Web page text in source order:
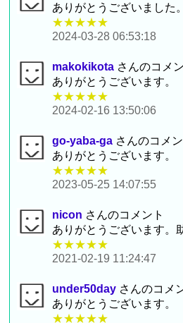
ありがとうございました。
★★★★★
2024-03-28 06:53:18
makokikota さんのコメ
ありがとうございます。
★★★★★
2024-02-16 13:50:06
go-yaba-ga さんのコメン
ありがとうございます。
★★★★★
2023-05-25 14:07:55
nicon さんのコメント
ありがとうございます。
★★★★★
2021-02-19 11:24:47
under50day さんのコメ
ありがとうございます。
★★★★★